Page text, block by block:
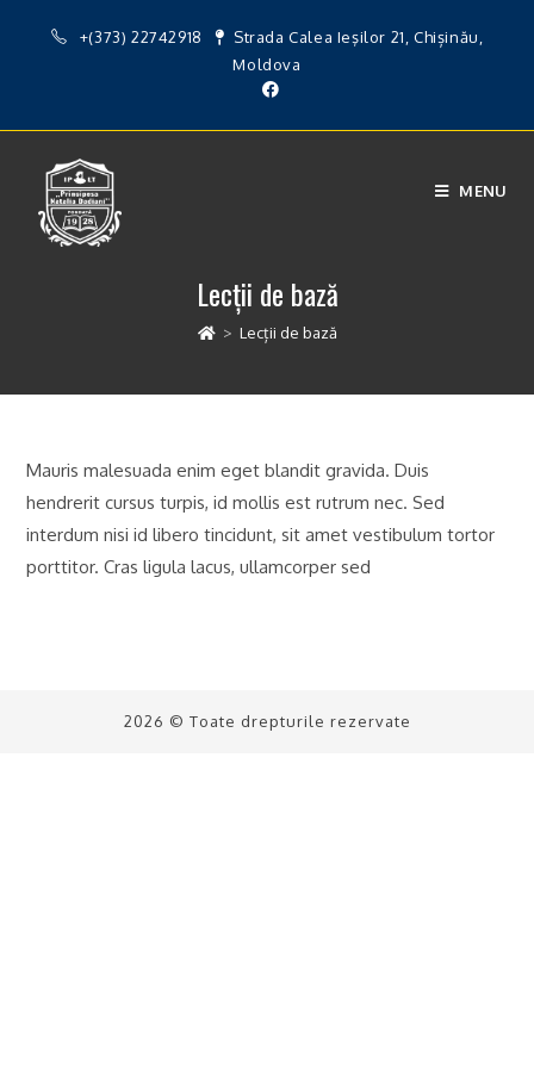
+(373) 22742918
Strada Calea Ieşilor 21, Chișinău,
Moldova
MENU
Lecții de bază
> Lecții de bază
Mauris malesuada enim eget blandit gravida. Duis
hendrerit cursus turpis, id mollis est rutrum nec. Sed
interdum nisi id libero tincidunt, sit amet vestibulum tortor
porttitor. Cras ligula lacus, ullamcorper sed
2026 © Toate drepturile rezervate